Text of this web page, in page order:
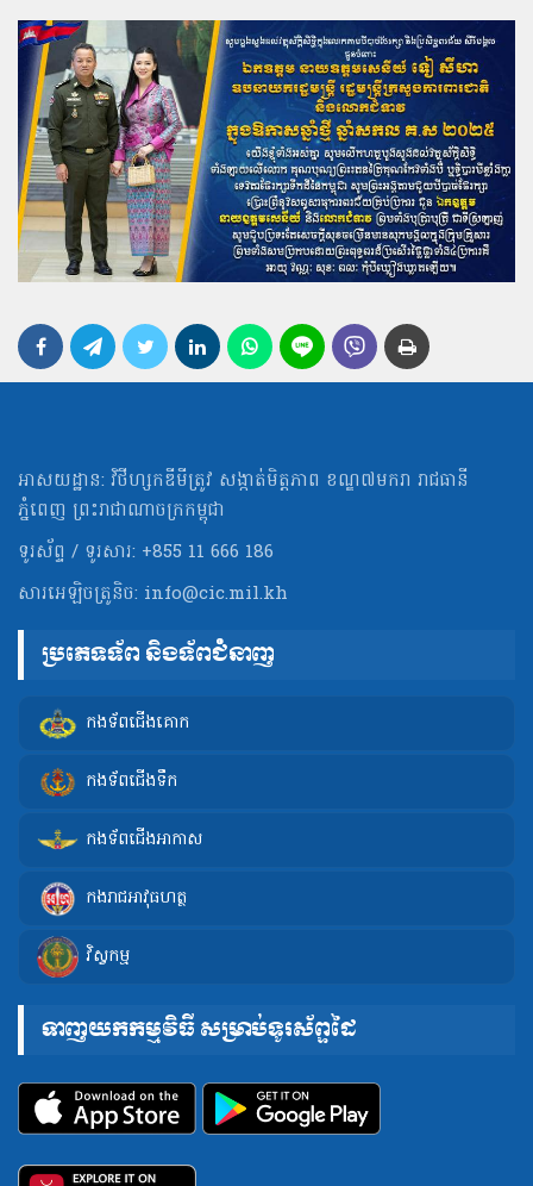
អាសយដ្ឋាន: វិថីហ្សកឌីមីត្រូវ សង្កាត់មិត្ដភាព ខណ្ឌ៧មករា រាជធានី
ភ្នំពេញ ព្រះរាជាណាចក្រកម្ពុជា
ទូរស័ព្ទ / ទូរសារ: +855 11 666 186
សារអេឡិចត្រូនិច: info@cic.mil.kh
ប្រភេទទ័ព និងទ័ពជំនាញ
កងទ័ពជើងគោក
កងទ័ពជើងទឹក
កងទ័ពជើងអាកាស
កងរាជអាវុធហត្ថ
វិស្វកម្ម
ទាញយកកម្មវិធី សម្រាប់ទូរស័ព្ទដៃ